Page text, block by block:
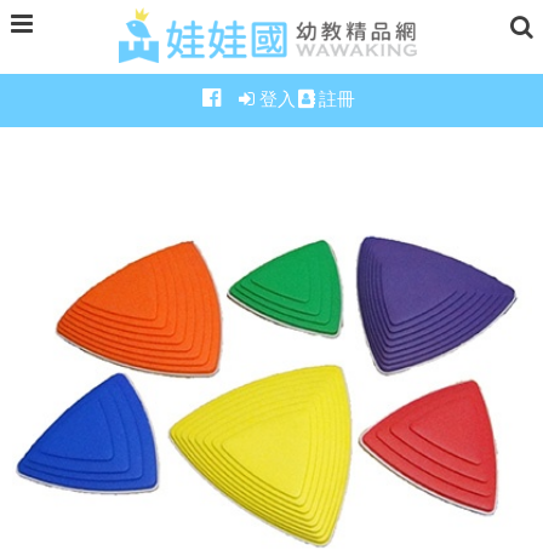
登入 註冊